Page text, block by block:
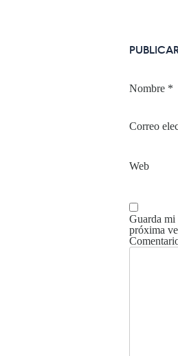
Nombre *
Correo
Web
Guarda mi
próxima